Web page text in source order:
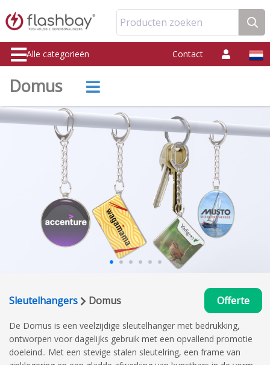
Producten zoeken
Alle categorieën Contact
Domus
Sleutelhangers Domus Offerte
De Domus is een veelzijdige sleutelhanger met bedrukking,
ontworpen voor dagelijks gebruik met een opvallend promotie
doeleind.. Met een stevige stalen sleutelring, een frame van